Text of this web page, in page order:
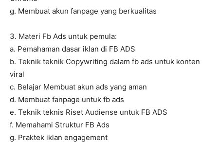
g. Membuat akun fanpage yang berkualitas
3. Materi Fb Ads untuk pemula:
a. Pemahaman dasar iklan di FB ADS
b. Teknik teknik Copywriting dalam fb ads untuk konten
viral
c. Belajar Membuat akun ads yang aman
d. Membuat fanpage untuk fb ads
e. Teknik teknis Riset Audiense untuk FB ADS
f. Memahami Struktur FB Ads
g. Praktek iklan engagement